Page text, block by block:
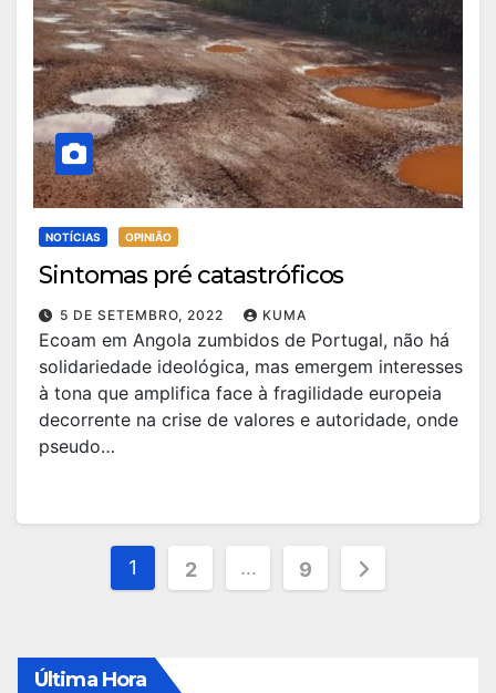
NOTÍCIAS OPINIÃO
Sintomas pré catastróficos
5 DE SETEMBRO, 2022 KUMA
Ecoam em Angola zumbidos de Portugal, não há
solidariedade ideológica, mas emergem interesses
à tona que amplifica face à fragilidade europeia
decorrente na crise de valores e autoridade, onde
pseudo…
Paginação
conteúdos
1 2 … 9
Última Hora